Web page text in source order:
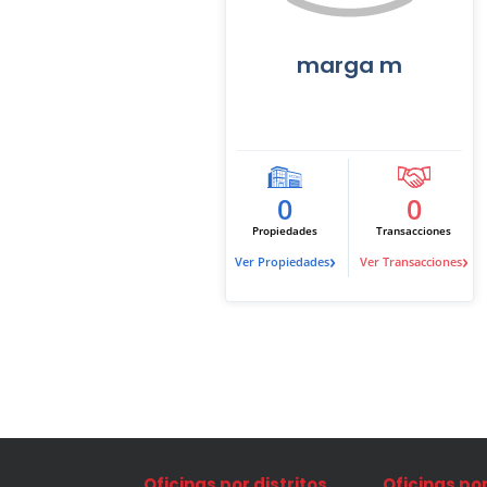
marga m
0
Propiedades
Ver Propiedades›
0
Transacciones
Ver Transacciones›